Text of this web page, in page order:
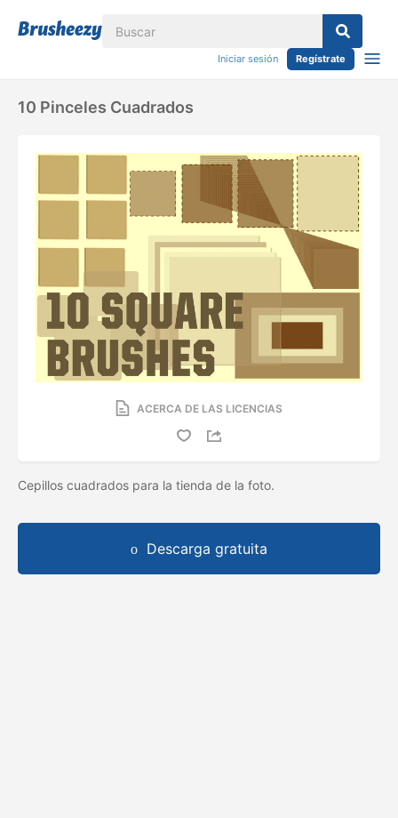
Iniciar sesión Regístrate
10 Pinceles Cuadrados
ACERCA DE LAS LICENCIAS
Cepillos cuadrados para la tienda de la foto.
Descarga gratuita